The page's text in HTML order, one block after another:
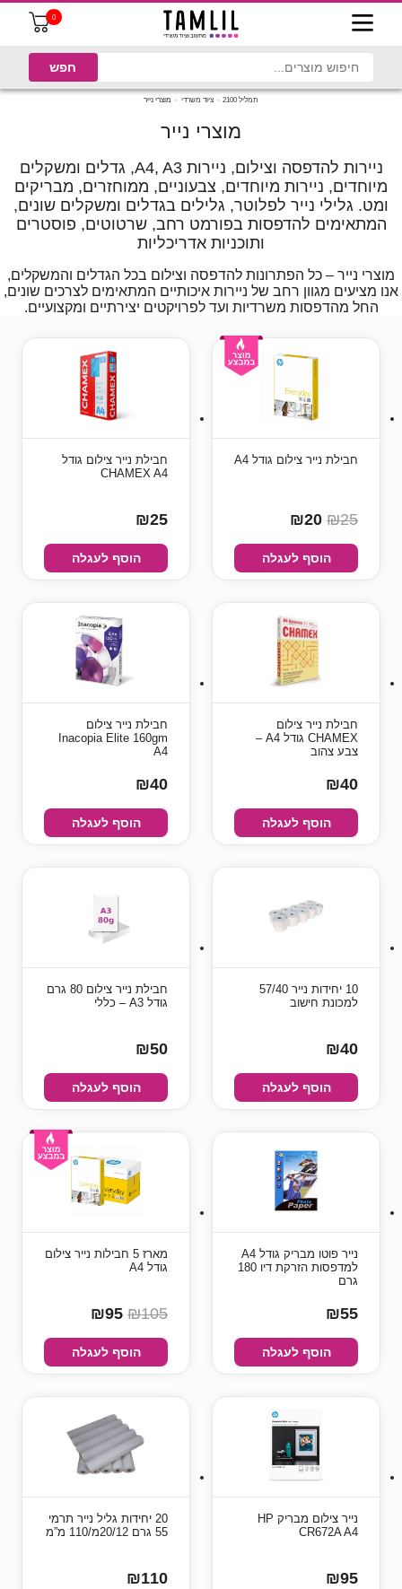
0
תמליל 2100 ציוד משרדי מוצרי נייר
מוצרי נייר
ניירות להדפסה וצילום, ניירות A4, A3, גדלים ומשקלים
מיוחדים, ניירות מיוחדים, צבעוניים, ממוחזרים, מבריקים
ומט. גלילי נייר לפלוטר, גלילים בגדלים ומשקלים שונים,
המתאימים להדפסות בפורמט רחב, שרטוטים, פוסטרים
ותוכניות אדריכליות
מוצרי נייר – כל הפתרונות להדפסה וצילום בכל הגדלים והמשקלים,
אנו מציעים מגוון רחב של ניירות איכותיים המתאימים לצרכים שונים,
החל מהדפסות משרדיות ועד לפרויקטים יצירתיים ומקצועיים.
חבילת נייר צילום גודל A4
₪25
הוסף לעגלה
חבילת נייר צילום גודל
CHAMEX A4
₪25
הוסף לעגלה
חבילת נייר צילום
CHAMEX גודל A4 –
צבע צהוב
₪40
הוסף לעגלה
חבילת נייר צילום
Inacopia Elite 160gm
A4
₪40
הוסף לעגלה
10 יחידות נייר 57/40
למכונת חישוב
₪40
הוסף לעגלה
חבילת נייר צילום 80 גרם
גודל A3 – כללי
₪50
הוסף לעגלה
נייר פוטו מבריק גודל A4
למדפסות הזרקת דיו 180
גרם
₪55
הוסף לעגלה
מארז 5 חבילות נייר צילום
גודל A4
₪105
הוסף לעגלה
נייר צילום מבריק HP
CR672A A4
₪95
20 יחידות גליל נייר תרמי
55 גרם 20/12מ/110 מ”מ
₪110